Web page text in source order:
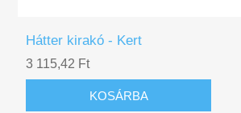
Hátter kirakó - Kert
3 115,42 Ft
KOSÁRBA